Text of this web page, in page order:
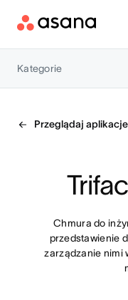
Kategorie
Przeglądaj aplikacje
Chmura do
przedstawienie
zarządzanie nimi